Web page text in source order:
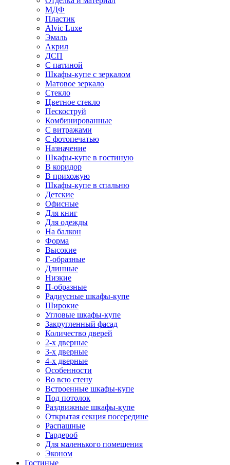
МДФ
Пластик
Alvic Luxe
Эмаль
Акрил
ДСП
С патиной
Шкафы-купе с зеркалом
Матовое зеркало
Стекло
Цветное стекло
Пескоструй
Комбинированные
С витражами
С фотопечатью
Назначение
Шкафы-купе в гостиную
В коридор
В прихожую
Шкафы-купе в спальню
Детские
Офисные
Для книг
Для одежды
На балкон
Форма
Высокие
Г-образные
Длинные
Низкие
П-образные
Радиусные шкафы-купе
Широкие
Угловые шкафы-купе
Закругленный фасад
Количество дверей
2-х дверные
3-х дверные
4-х дверные
Особенности
Во всю стену
Встроенные шкафы-купе
Под потолок
Раздвижные шкафы-купе
Открытая секция посередине
Распашные
Гардероб
Для маленького помещения
Эконом
Гостиные